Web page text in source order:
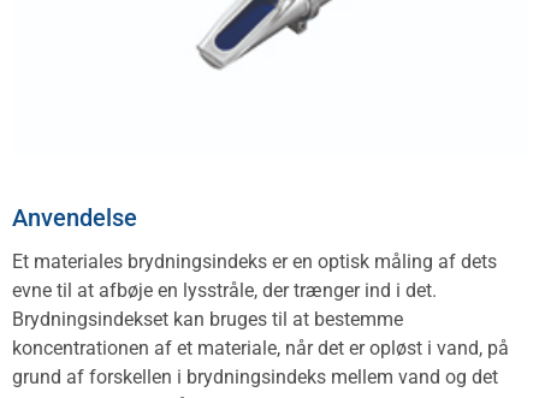
Anvendelse
Et materiales brydningsindeks er en optisk måling af dets
evne til at afbøje en lysstråle, der trænger ind i det.
Brydningsindekset kan bruges til at bestemme
koncentrationen af et materiale, når det er opløst i vand, på
grund af forskellen i brydningsindeks mellem vand og det